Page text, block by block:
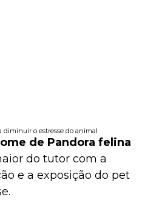
o estresse do animal
de Pandora felina
do tutor com a
e a exposição do pet